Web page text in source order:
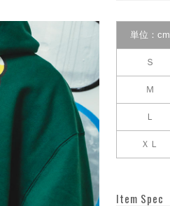
単位：cm
Ｓ
Ｍ
Ｌ
ＸＬ
Item Spec